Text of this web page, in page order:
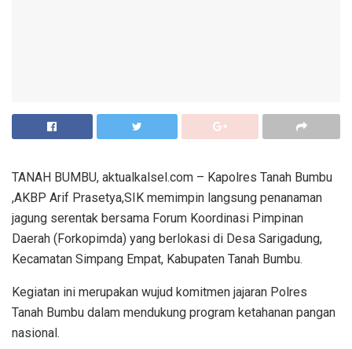
TANAH BUMBU, aktualkalsel.com – Kapolres Tanah Bumbu
,AKBP Arif Prasetya,SIK memimpin langsung penanaman
jagung serentak bersama Forum Koordinasi Pimpinan
Daerah (Forkopimda) yang berlokasi di Desa Sarigadung,
Kecamatan Simpang Empat, Kabupaten Tanah Bumbu.
Kegiatan ini merupakan wujud komitmen jajaran Polres
Tanah Bumbu dalam mendukung program ketahanan pangan
nasional.